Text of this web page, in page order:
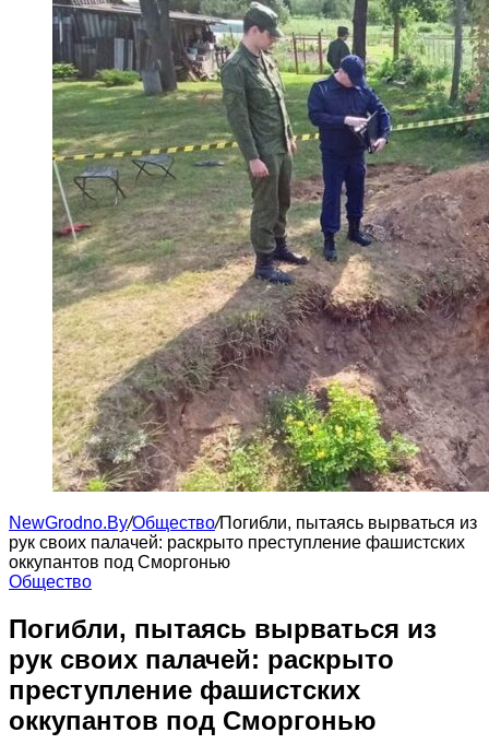
NewGrodno.By/Общество/Погибли, пытаясь вырваться из
рук своих палачей: раскрыто преступление фашистских
оккупантов под Сморгонью
Общество
Погибли, пытаясь вырваться из
рук своих палачей: раскрыто
преступление фашистских
оккупантов под Сморгонью